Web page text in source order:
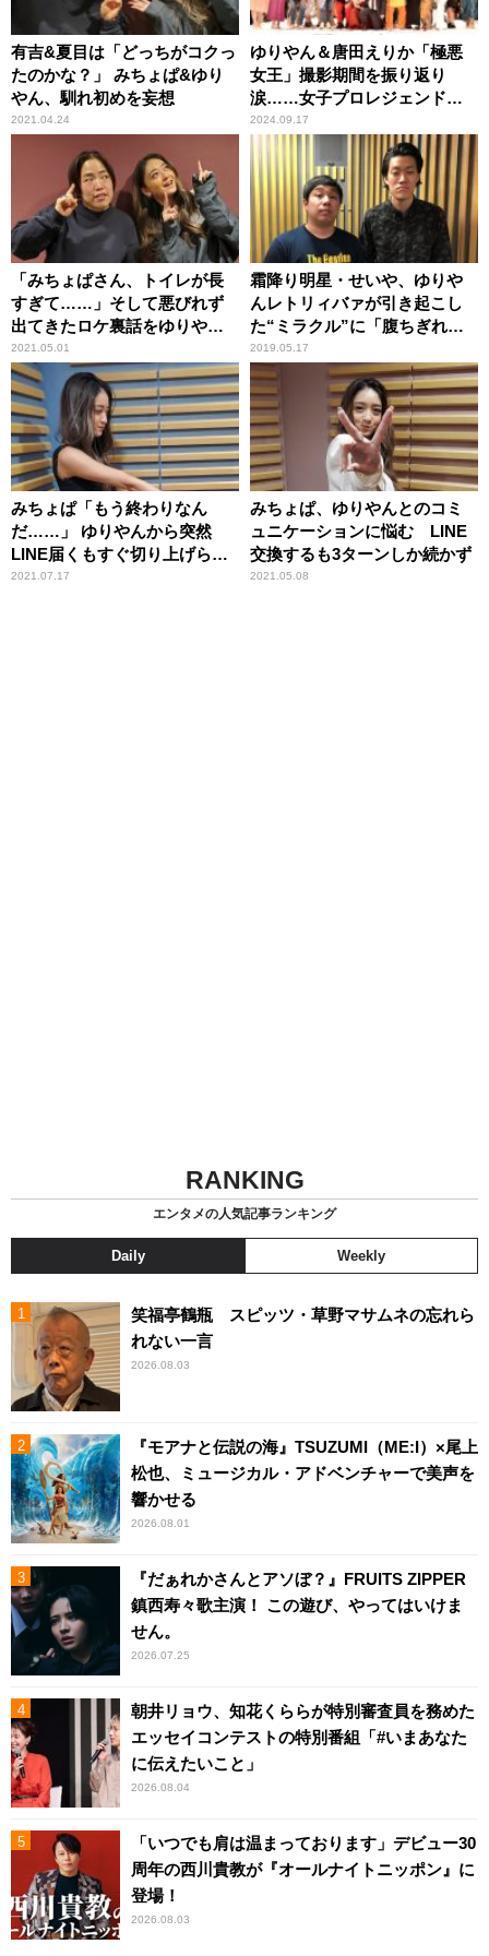
有吉&夏目は「どっちがコクっ
たのかな？」 みちょぱ&ゆり
やん、馴れ初めを妄想
2021.04.24
ゆりやん＆唐田えりか「極悪
女王」撮影期間を振り返り
涙……女子プロレジェンドた
ちを「尊敬」
2024.09.17
「みちょぱさん、トイレが長
すぎて……」そして悪びれず
出てきたロケ裏話をゆりやん
が明かす
2021.05.01
霜降り明星・せいや、ゆりや
んレトリィバァが引き起こし
た“ミラクル”に「腹ちぎれる
ぐらい笑った」
2019.05.17
みちょぱ「もう終わりなん
だ……」 ゆりやんから突然
LINE届くもすぐ切り上げられ
てしまう
2021.07.17
みちょぱ、ゆりやんとのコミ
ュニケーションに悩む LINE
交換するも3ターンしか続かず
2021.05.08
RANKING
エンタメの人気記事ランキング
Daily Weekly
笑福亭鶴瓶 スピッツ・草野マサムネの忘れら
れない一言
2026.08.03
『モアナと伝説の海』TSUZUMI（ME:I）×尾上
松也、ミュージカル・アドベンチャーで美声を
響かせる
2026.08.01
『だぁれかさんとアソぼ？』FRUITS ZIPPER
鎮西寿々歌主演！ この遊び、やってはいけま
せん。
2026.07.25
朝井リョウ、知花くららが特別審査員を務めた
エッセイコンテストの特別番組「#いまあなた
に伝えたいこと」
2026.08.04
「いつでも肩は温まっております」デビュー30
周年の西川貴教が『オールナイトニッポン』に
登場！
2026.08.03